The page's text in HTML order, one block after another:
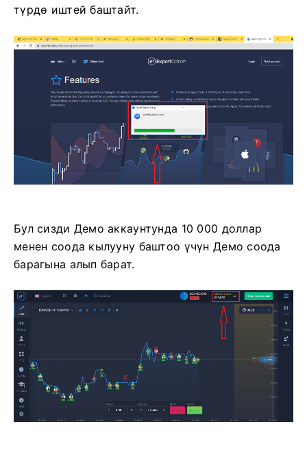
түрдө иштей баштайт.
Бул сизди Демо аккаунтунда 10 000 доллар
менен соода кылууну баштоо үчүн Демо соода
барагына алып барат.